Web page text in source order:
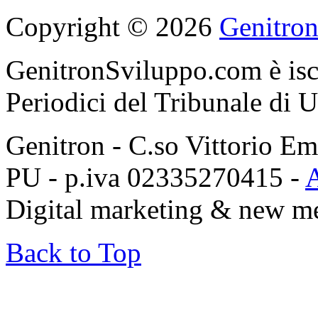
Copyright © 2026
GenitronSviluppo.com è
Periodici del Tribunale di
Genitron - C.so Vittorio
PU - p.iva 02335270415 -
Digital marketing & new
Back to Top